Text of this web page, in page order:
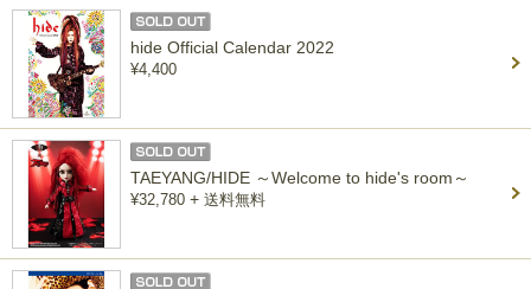
hide Official Calendar 2022
¥4,400
TAEYANG/HIDE ～Welcome to hide's room～
¥32,780 + 送料無料